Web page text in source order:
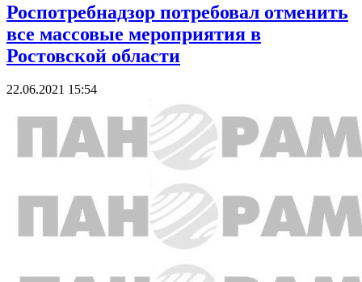
Роспотребнадзор потребовал отменить
все массовые мероприятия в
Ростовской области
22.06.2021 15:54